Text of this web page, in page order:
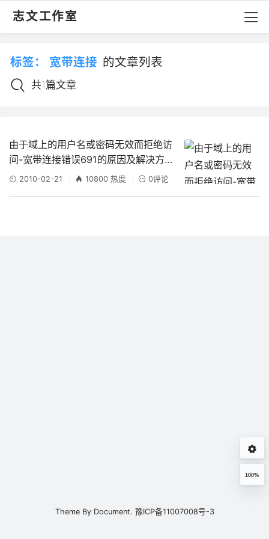
志文工作室
标签： 宽带连接 的文章列表
共1篇文章
由于域上的用户名或密码无效而拒绝访
问-宽带连接错误691的原因及解决方法
参考2010-02-21 10800 热度 0评论
100%
Theme By Document. 豫ICP备11007008号-3